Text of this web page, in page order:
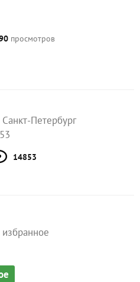
просмотров
Санкт-Петербург
14853